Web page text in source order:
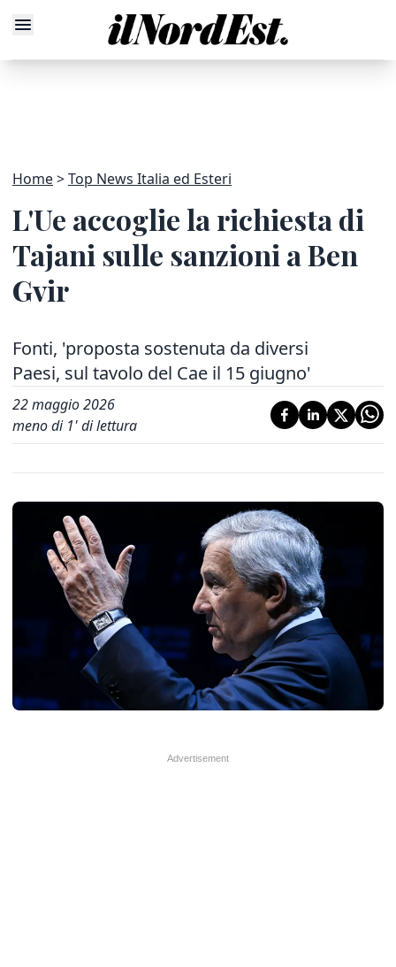
Home Top News Italia ed Esteri
L'Ue accoglie la richiesta di
Tajani sulle sanzioni a Ben
Gvir
Fonti, 'proposta sostenuta da diversi
Paesi, sul tavolo del Cae il 15 giugno'
22 maggio 2026
meno di 1' di lettura